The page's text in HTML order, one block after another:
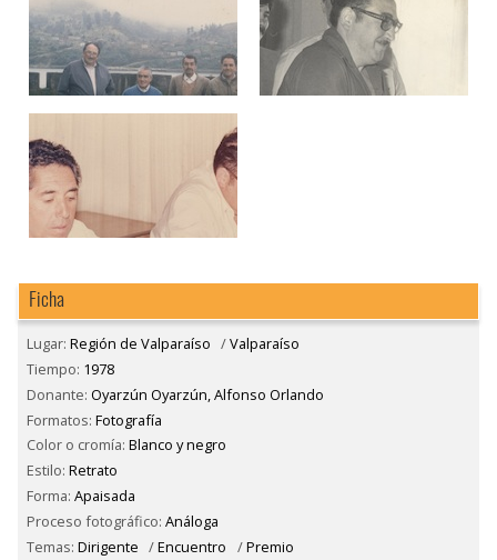
Ficha
Lugar: Región de Valparaíso /Valparaíso
Tiempo: 1978
Donante: Oyarzún Oyarzún, Alfonso Orlando
Formatos: Fotografía
Color o cromía: Blanco y negro
Estilo: Retrato
Forma: Apaisada
Proceso fotográfico: Análoga
Temas: Dirigente /Encuentro /Premio